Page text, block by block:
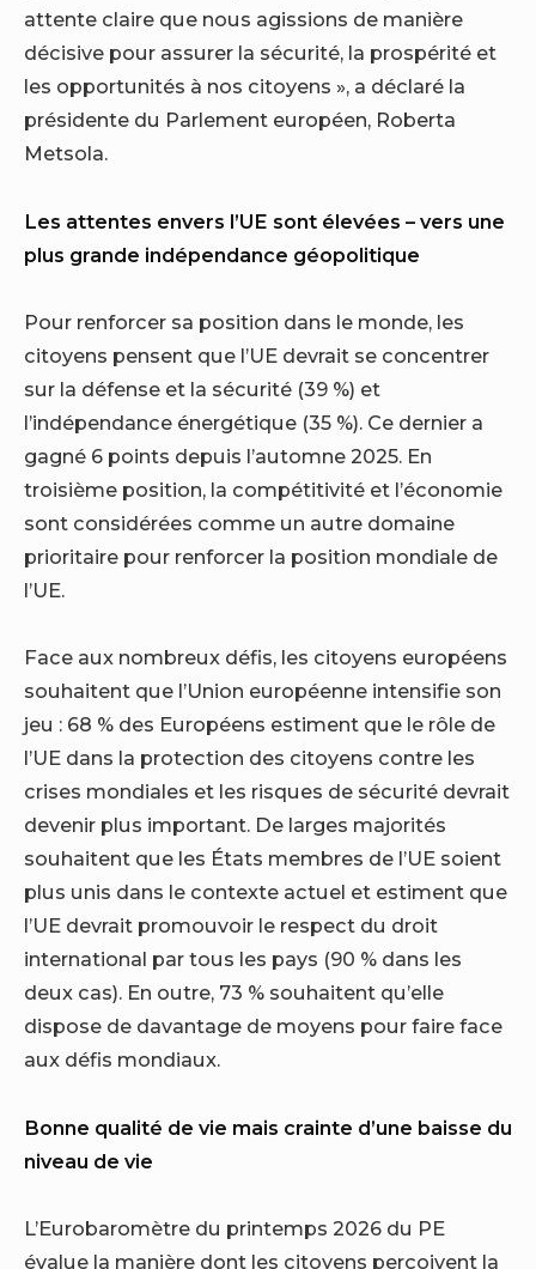
attente claire que nous agissions de manière
décisive pour assurer la sécurité, la prospérité et
les opportunités à nos citoyens », a déclaré la
présidente du Parlement européen, Roberta
Metsola.
Les attentes envers l’UE sont élevées – vers une
plus grande indépendance géopolitique
Pour renforcer sa position dans le monde, les
citoyens pensent que l’UE devrait se concentrer
sur la défense et la sécurité (39 %) et
l’indépendance énergétique (35 %). Ce dernier a
gagné 6 points depuis l’automne 2025. En
troisième position, la compétitivité et l’économie
sont considérées comme un autre domaine
prioritaire pour renforcer la position mondiale de
l’UE.
Face aux nombreux défis, les citoyens européens
souhaitent que l’Union européenne intensifie son
jeu : 68 % des Européens estiment que le rôle de
l’UE dans la protection des citoyens contre les
crises mondiales et les risques de sécurité devrait
devenir plus important. De larges majorités
souhaitent que les États membres de l’UE soient
plus unis dans le contexte actuel et estiment que
l’UE devrait promouvoir le respect du droit
international par tous les pays (90 % dans les
deux cas). En outre, 73 % souhaitent qu’elle
dispose de davantage de moyens pour faire face
aux défis mondiaux.
Bonne qualité de vie mais crainte d’une baisse du
niveau de vie
L’Eurobaromètre du printemps 2026 du PE
évalue la manière dont les citoyens perçoivent la